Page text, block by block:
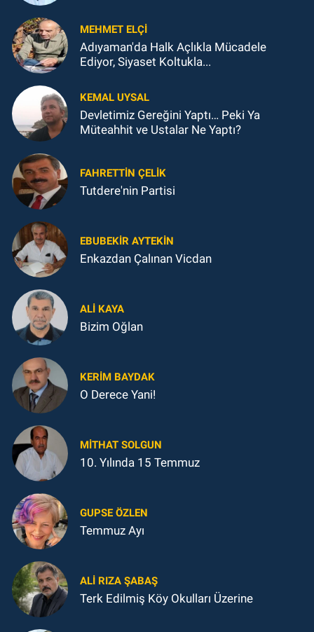
MEHMET ELÇI
Adıyaman'da Halk Açlıkla Mücadele
Ediyor, Siyaset Koltukla...
KEMAL UYSAL
Devletimiz Gereğini Yaptı… Peki Ya
Müteahhit ve Ustalar Ne Yaptı?
FAHRETTIN ÇELİK
Tutdere'nin Partisi
EBUBEKIR AYTEKIN
Enkazdan Çalınan Vicdan
ALI KAYA
Bizim Oğlan
KERIM BAYDAK
O Derece Yani!
MITHAT SOLGUN
10. Yılında 15 Temmuz
GUPSE ÖZLEN
Temmuz Ayı
ALI RIZA ŞABAŞ
Terk Edilmiş Köy Okulları Üzerine